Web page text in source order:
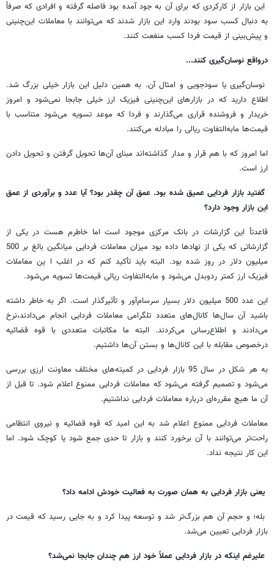
این بازار از کارکردی که برای آن به جود آمده بود فاصله گرفته و افرادی که صرفاً
به دنبال کسب سود بودند وارد این بازار شدند که می‌توانند با معاملات این‌چنینی
و پیش‌بینی از قیمت فردا کسب منفعت کنند.
درواقع نوسان‌گیری کنند...
نوسان‌گیری یا سودجویی و امثال آن. به همین دلیل این بازار خیلی بزرگ شد.
اطلاع دارید که در بازارهای این‌چنینی فیزیک ارز خیلی جابجا نمی‌شود و امروز
خریدار و فروشنده قراری می‌گذارند و فردا که موعد تسویه می‌شود متناسب با
قیمت‌ها مابه‌التفاوت ریالی را مبادله می‌کنند.
اما امروز که با هم قرار و مدار گذاشته‌اند مبنای آن‌ها تحویل گرفتن و تحویل دادن
ارز است.
گفتید بازار فردایی عمیق شده بود. عمق آن چقدر بود؟ آیا عدد و برآوردی از عمق
این بازار وجود دارد؟
قاعدتاً این گزارشات در بانک مرکزی موجود است اما خاطرم هست در یکی از
گزارشاتی که یکی از نهادها داده بود میزان معاملات فردایی میانگین بالغ بر 500
میلیون دلار در روز شده بود. البته باید تأکید کنم که در اغلب ا ین معاملات
فیزیک ارز کمتر ردوبدل می‌شود و مابه‌التفاوت ریالی قیمت‌ها تسویه می‌شود.
این عدد 500 میلیون دلار بسیار سرسام‌آور و تأثیرگذار است. اگر به خاطر داشته
باشید آن سال‌ها کانال‌های متعدد تلگرامی معاملات فردایی انجام می‌دادند،‌نرخ
می‌دادند و اطلاع‌رسانی می‌کردند. البته ما مکاتبات متعددی با قوه قضائیه
درخصوص مقابله با این کانال‌ها و بستن آن‌ها داشتیم.
به هر شکل در سال 95 بازار فردایی در کمیته‌های مختلف معاونت ارزی بررسی
می‌شود و تصمیم گرفته می‌شود که معاملات فردایی ممنوع اعلام شود. تا قبل از
آن ما هیچ مقرره‌ای درباره معاملات فردایی نداشتیم.
معاملات فردایی ممنوع اعلام شد به این امید که قوه قضائیه و نیروی انتظامی
راحت‌تر می‌توانند با آن برخورد کنند و بازار تا حدی جمع شود یا کوچک شود. اما
این کار نتیجه نداد.
یعنی بازار فردایی به همان صورت به فعالیت خودش ادامه داد؟
بله؛ و حجم آن هم بزرگ‌تر شد و توسعه پیدا کرد و به جایی رسید که قیمت در
بازار فردایی تعیین می‌شد.
علیرغم اینکه در بازار فردایی عملاً خود ارز هم چندان جابجا نمی‌شد؟